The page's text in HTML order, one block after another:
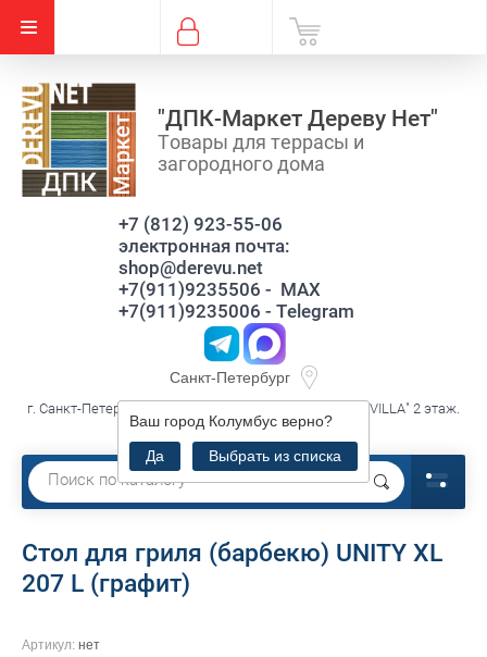
"ДПК-Маркет Дереву Нет"
Товары для террасы и
загородного дома
+7 (812) 923-55-06
электронная почта:
shop@derevu.net
+7(911)9235506 - MAX
+7(911)9235006 - Telegram
Санкт-Петербург
Ваш город Колумбус верно?
Да
Выбрать из списка
г. Санкт-Петербург, ул. Савушкина д.119 к3 лит.А, ТЦ."VILLA" 2 этаж.
секция В16
Стол для гриля (барбекю) UNITY XL
207 L (графит)
Артикул: нет